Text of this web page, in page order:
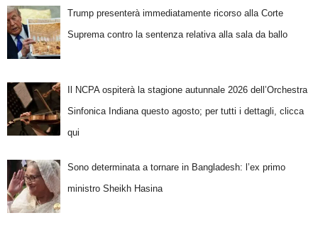
Trump presenterà immediatamente ricorso alla Corte
Suprema contro la sentenza relativa alla sala da ballo
Il NCPA ospiterà la stagione autunnale 2026 dell’Orchestra
Sinfonica Indiana questo agosto; per tutti i dettagli, clicca
qui
Sono determinata a tornare in Bangladesh: l’ex primo
ministro Sheikh Hasina